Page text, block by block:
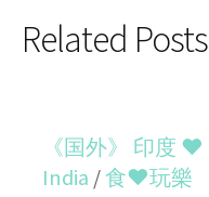
Related Posts
《国外》 印度 ♥
India /食♥玩樂